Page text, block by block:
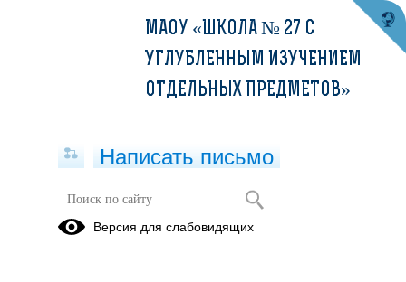
История школы
МАОУ «ШКОЛА № 27 С
УГЛУБЛЕННЫМ ИЗУЧЕНИЕМ
ОТДЕЛЬНЫХ ПРЕДМЕТОВ»
Написать письмо
Версия для слабовидящих